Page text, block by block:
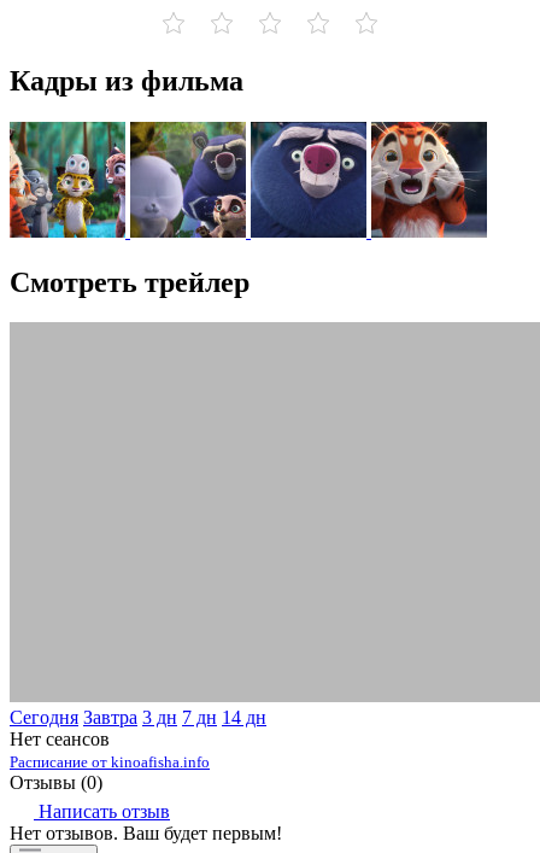
Кадры из фильма
Смотреть трейлер
Сегодня Завтра 3 дн 7 дн 14 дн
Нет сеансов
Расписание от kinoafisha.info
Отзывы (0)
Написать отзыв
Нет отзывов. Ваш будет первым!